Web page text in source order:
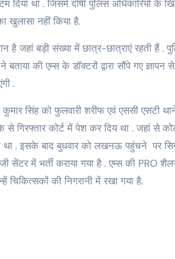
दिया था . जिसमे दोषी पुलिस अधिकारियों के
खुलासा नहीं किया है.
है जहां बड़ी संख्या में छात्र-छात्राएं रहती हैं
की एम्स के डॉक्टरों द्वारा सौंपे गए
.
कुमार सिंह को फुलवारी शरीफ एवं एससी एसटी
कोर्ट में पेश कर दिय था . जहां से
. इसके बाद बुधवार को लखनऊ पहुंचने पर
सेंटर में भर्ती कराया गया है . एम्स की PRO
चिकित्सकों की निगरानी में रखा गया है.